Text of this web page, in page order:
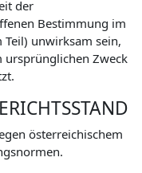
der
Bestimmung im
Teil) unwirksam sein,
ursprünglichen Zweck
österreichischem